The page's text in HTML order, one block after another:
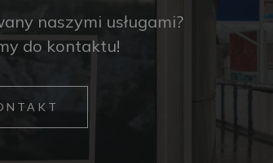
naszymi usługami?
do kontaktu!